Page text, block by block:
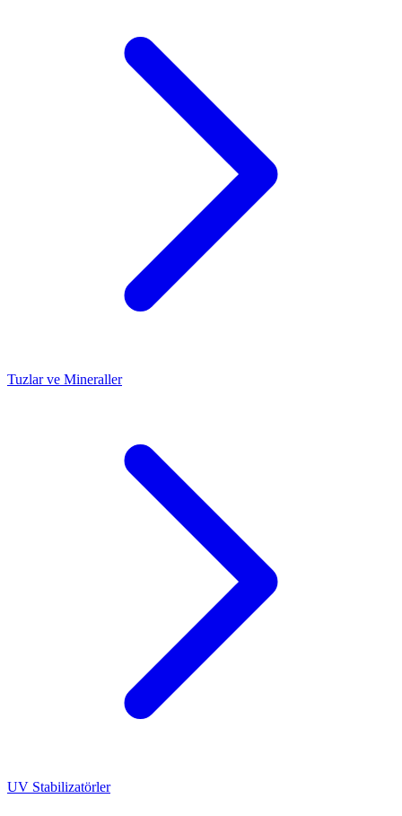
Tuzlar ve Mineraller
UV Stabilizatörler